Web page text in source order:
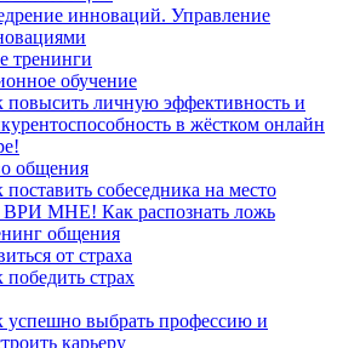
инноваций. Управление
тренинги
обучение
повысить личную эффективность и
в жёстком онлайн
общения
поставить собеседника на место
МНЕ! Как распознать ложь
общения
от страха
победить страх
успешно выбрать профессию и
карьеру